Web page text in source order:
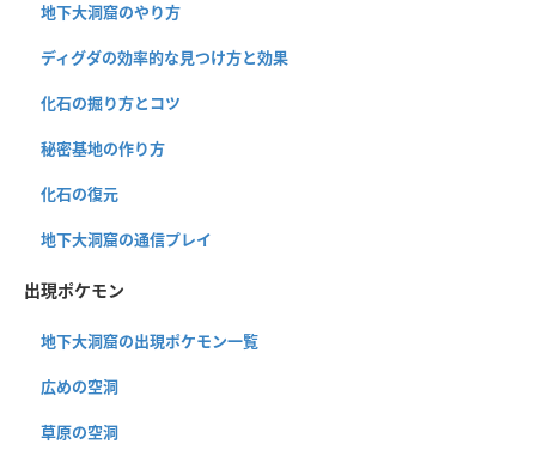
地下大洞窟のやり方
ディグダの効率的な見つけ方と効果
化石の掘り方とコツ
秘密基地の作り方
化石の復元
地下大洞窟の通信プレイ
出現ポケモン
地下大洞窟の出現ポケモン一覧
広めの空洞
草原の空洞